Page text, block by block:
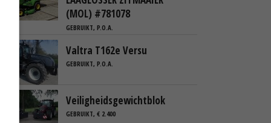
(MOL) #781078
GEBRUIKT, P.O.A.
Valtra T162e Versu
GEBRUIKT, P.O.A.
Veiligheidsgewichtblok
GEBRUIKT, € 2.400